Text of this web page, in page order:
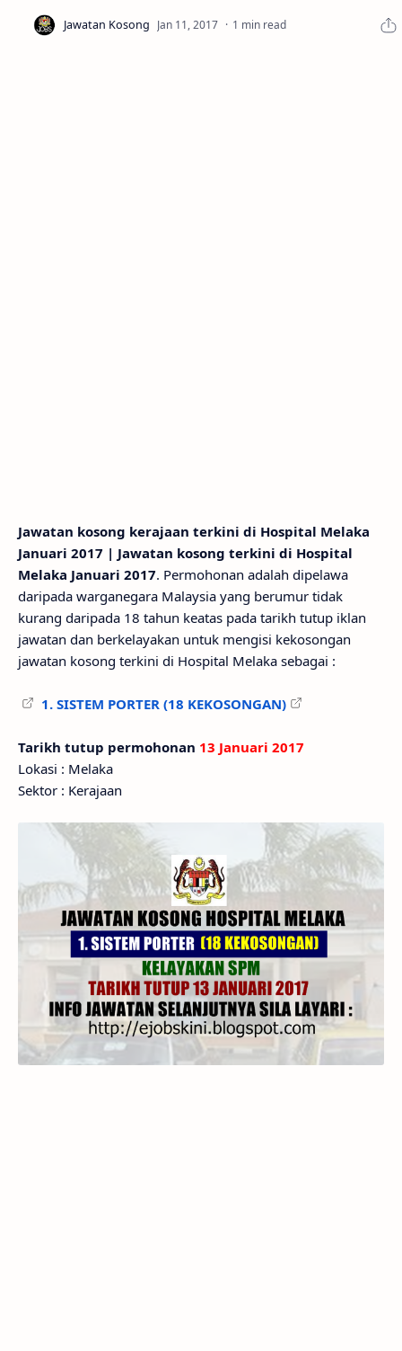
1 min read
Jawatan kosong kerajaan terkini di Hospital Melaka
Januari 2017 | Jawatan kosong terkini di Hospital
Melaka Januari 2017. Permohonan adalah dipelawa
daripada warganegara Malaysia yang berumur tidak
kurang daripada 18 tahun keatas pada tarikh tutup iklan
jawatan dan berkelayakan untuk mengisi kekosongan
jawatan kosong terkini di Hospital Melaka sebagai :
1. SISTEM PORTER (18 KEKOSONGAN)
Tarikh tutup permohonan 13 Januari 2017
Lokasi : Melaka
Sektor : Kerajaan